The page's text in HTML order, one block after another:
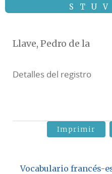
S
T U V
Llave, Pedro de la
Detalles del registro
Imprimir
Vocabulario francés-